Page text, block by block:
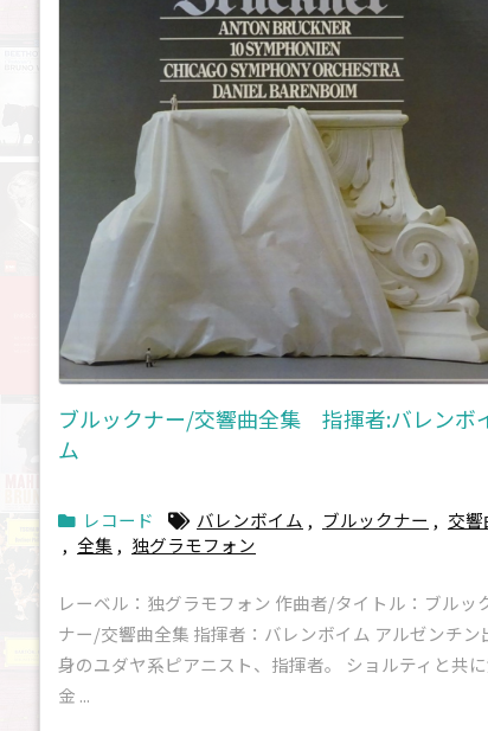
ブルックナー/交響曲全集 指揮者:バレンボ
ム
レコード バレンボイム , ブルックナー , 交響
, 全集 , 独グラモフォン
レーベル：独グラモフォン 作曲者/タイトル：ブルッ
ナー/交響曲全集 指揮者：バレンボイム アルゼンチン
身のユダヤ系ピアニスト、指揮者。 ショルティと共
金 ...